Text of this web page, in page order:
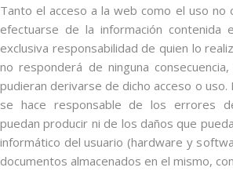
Tanto el acceso a la web como el uso no
efectuarse de la información contenida
exclusiva responsabilidad de quien lo
no responderá de ninguna
pudieran derivarse de dicho acceso o uso.
se hace responsable de los errores
puedan producir ni de los daños que
informático del usuario (hardware y
documentos almacenados en el mismo,